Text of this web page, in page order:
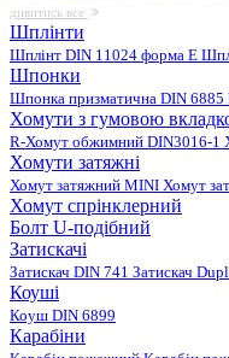
дивитись все
Шплінти
Шплінт DIN 11024 форма E
Шпонки
Шпонка призматична DIN 6885
Хомути з гумовою
R-Хомут обжимний DIN3016-1
Хомути затяжні
Хомут затяжний MINI Хомут
Хомут спрінклерний
Болт U-подібний
Затискачі
Затискач DIN 741 Затискач
Коуші
Коуш DIN 6899
Карабіни